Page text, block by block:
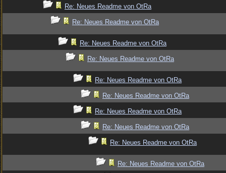
Re: Neues Readme von OtRa
Re: Neues Readme von OtRa
Re: Neues Readme von OtRa
Re: Neues Readme von OtRa
Re: Neues Readme von OtRa
Re: Neues Readme von OtRa
Re: Neues Readme von OtRa
Re: Neues Readme von OtRa
Re: Neues Readme von OtRa
Re: Neues Readme von OtRa